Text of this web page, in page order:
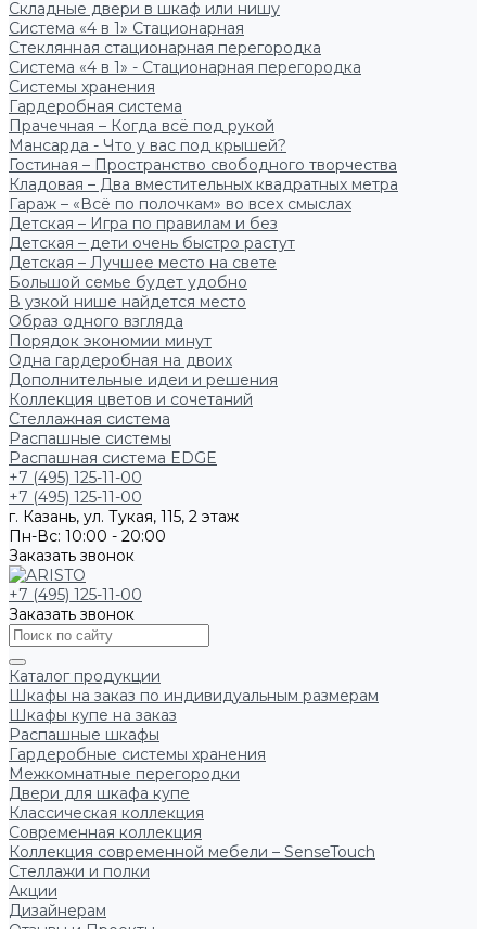
Складные двери в шкаф или нишу
Система «4 в 1» Стационарная
Стеклянная стационарная перегородка
Система «4 в 1» - Стационарная перегородка
Системы хранения
Гардеробная система
Прачечная – Когда всё под рукой
Мансарда - Что у вас под крышей?
Гостиная – Пространство свободного творчества
Кладовая – Два вместительных квадратных метра
Гараж – «Всё по полочкам» во всех смыслах
Детская – Игра по правилам и без
Детская – дети очень быстро растут
Детская – Лучшее место на свете
Большой семье будет удобно
В узкой нише найдется место
Образ одного взгляда
Порядок экономии минут
Одна гардеробная на двоих
Дополнительные идеи и решения
Коллекция цветов и сочетаний
Стеллажная система
Распашные системы
Распашная система EDGE
+7 (495) 125-11-00
+7 (495) 125-11-00
г. Казань, ул. Тукая, 115, 2 этаж
Пн-Вс: 10:00 - 20:00
Заказать звонок
+7 (495) 125-11-00
Заказать звонок
Каталог продукции
Шкафы на заказ по индивидуальным размерам
Шкафы купе на заказ
Распашные шкафы
Гардеробные системы хранения
Межкомнатные перегородки
Двери для шкафа купе
Классическая коллекция
Современная коллекция
Коллекция современной мебели – SenseTouch
Стеллажи и полки
Акции
Дизайнерам